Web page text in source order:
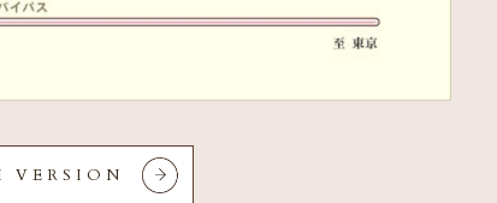
VERSION